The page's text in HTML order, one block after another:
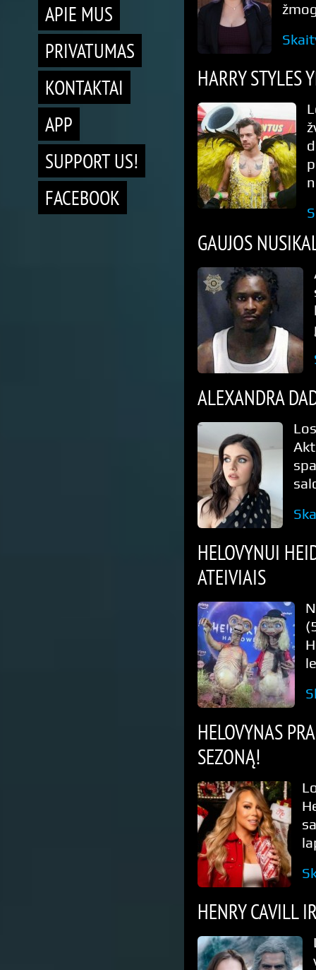
APIE MUS
PRIVATUMAS
KONTAKTAI
APP
SUPPORT US!
FACEBOOK
HARRY STYLES
GAUJOS
ALEXANDRA
HELOVYNUI
ATEIVIAIS
HELOVYNAS
SEZONĄ!
HENRY CAVILL